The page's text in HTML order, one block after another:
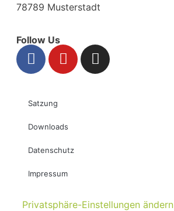
78789 Musterstadt
Follow Us
Satzung
Downloads
Datenschutz
Impressum
Privatsphäre-Einstellungen ändern